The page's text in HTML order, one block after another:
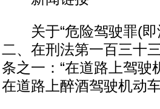
关于“危险驾驶罪(即
二、在刑法第一百三十
条之一：“在道路上驾
在道路上醉酒驾驶机动